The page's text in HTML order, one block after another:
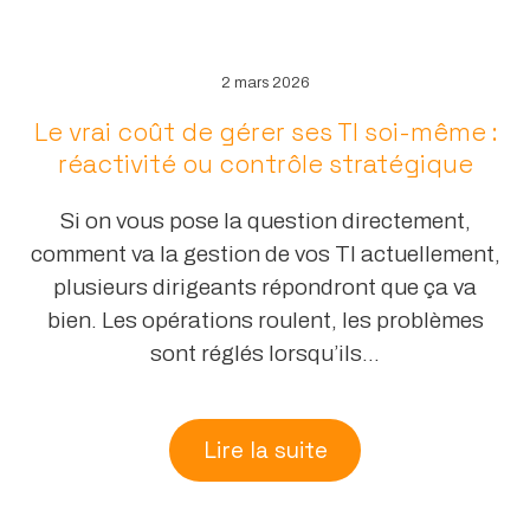
2 mars 2026
Le vrai coût de gérer ses TI soi-même :
réactivité ou contrôle stratégique
Si on vous pose la question directement,
comment va la gestion de vos TI actuellement,
plusieurs dirigeants répondront que ça va
bien. Les opérations roulent, les problèmes
sont réglés lorsqu’ils...
Lire la suite